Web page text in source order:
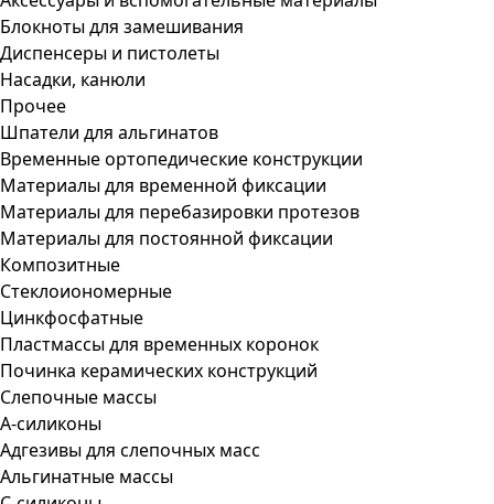
Блокноты для замешивания
Диспенсеры и пистолеты
Насадки, канюли
Прочее
Шпатели для альгинатов
Временные ортопедические конструкции
Материалы для временной фиксации
Материалы для перебазировки протезов
Материалы для постоянной фиксации
Композитные
Стеклоиономерные
Цинкфосфатные
Пластмассы для временных коронок
Починка керамических конструкций
Слепочные массы
А-силиконы
Адгезивы для слепочных масс
Альгинатные массы